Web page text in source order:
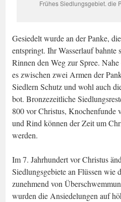
Frühes Siedlungsgebiet. die
Gesiedelt wurde an der Panke,
entspringt. Ihr Wasserlauf bahnte
Rinnen den Weg zur Spree.
es zwischen zwei Armen der
Siedlern Schutz und wohl auch
bot. Bronzezeitliche
800 vor Christus, Knochenfunde
und Rind können der Zeit um
werden.
Im 7. Jahrhundert vor Christus
Siedlungsgebiete an Flüssen wie
zunehmend von
wurden die Ansiedelungen auf